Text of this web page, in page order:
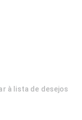
à lista de desejos